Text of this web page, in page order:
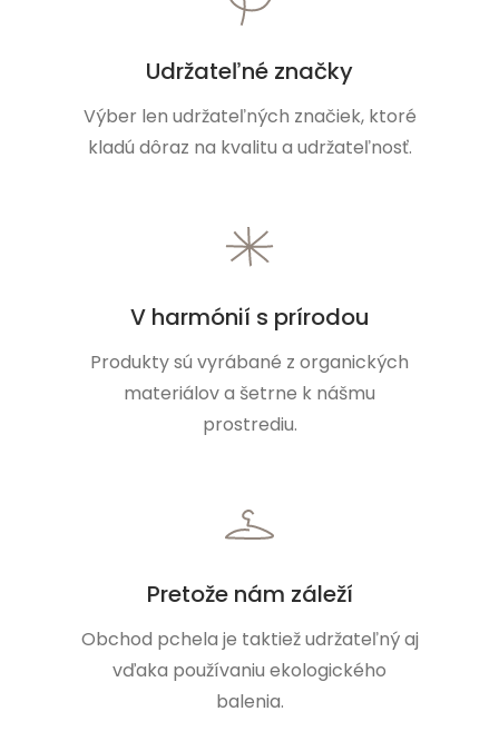
Udržateľné značky
Výber len udržateľných značiek, ktoré
kladú dôraz na kvalitu a udržateľnosť.
V harmónií s prírodou
Produkty sú vyrábané z organických
materiálov a šetrne k nášmu
prostrediu.
Pretože nám záleží
Obchod pchela je taktiež udržateľný aj
vďaka používaniu ekologického
balenia.